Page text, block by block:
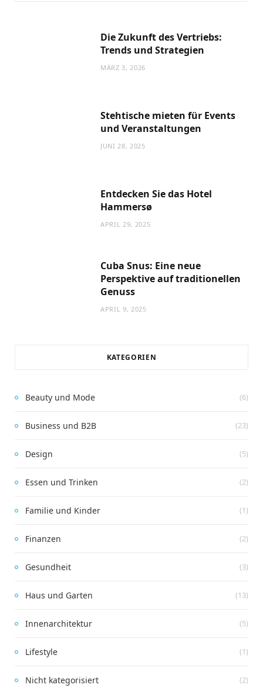
DESIGN
Effiziente Strategien zur
Kostenreduktion
Die Zukunft des Vertriebs:
Trends und Strategien
MÄRZ 3, 2026
Stehtische mieten für Events
und Veranstaltungen
JUNI 28, 2025
Entdecken Sie das Hotel
Hammersø
APRIL 29, 2025
Cuba Snus: Eine neue
Perspektive auf traditionellen
Genuss
APRIL 9, 2025
KATEGORIEN
Beauty und Mode (6)
Business und B2B (23)
Design (5)
Essen und Trinken (2)
Familie und Kinder (1)
Finanzen (2)
Gesundheit (3)
Haus und Garten (13)
Innenarchitektur (5)
Lifestyle (1)
Nicht kategorisiert (2)